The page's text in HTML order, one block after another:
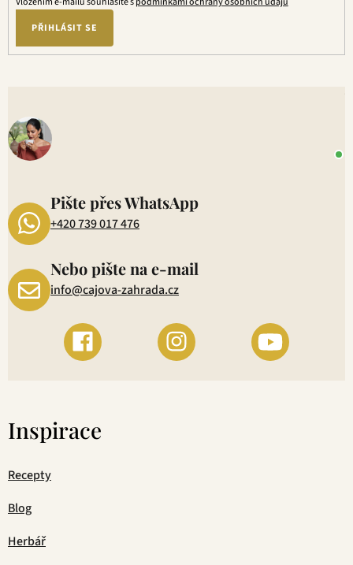
PŘIHLÁSIT SE
Pište přes WhatsApp
+420 739 017 476
Nebo pište na e-mail
info@cajova-zahrada.cz
Inspirace
Recepty
Blog
Herbář